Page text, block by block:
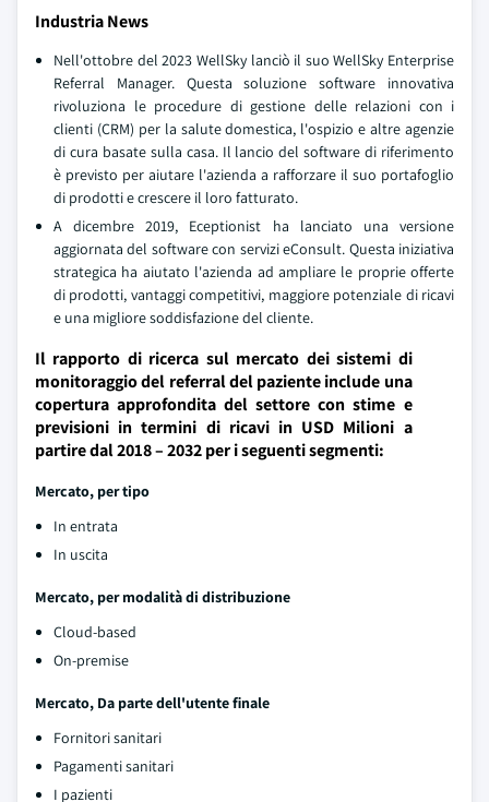
Industria News
Nell'ottobre del 2023 WellSky lanciò il suo WellSky Enterprise
Referral Manager. Questa soluzione software innovativa
rivoluziona le procedure di gestione delle relazioni con i
clienti (CRM) per la salute domestica, l'ospizio e altre agenzie
di cura basate sulla casa. Il lancio del software di riferimento
è previsto per aiutare l'azienda a rafforzare il suo portafoglio
di prodotti e crescere il loro fatturato.
A dicembre 2019, Eceptionist ha lanciato una versione
aggiornata del software con servizi eConsult. Questa iniziativa
strategica ha aiutato l'azienda ad ampliare le proprie offerte
di prodotti, vantaggi competitivi, maggiore potenziale di ricavi
e una migliore soddisfazione del cliente.
Il rapporto di ricerca sul mercato dei sistemi di
monitoraggio del referral del paziente include una
copertura approfondita del settore con stime e
previsioni in termini di ricavi in USD Milioni a
partire dal 2018 – 2032 per i seguenti segmenti:
Mercato, per tipo
In entrata
In uscita
Mercato, per modalità di distribuzione
Cloud-based
On-premise
Mercato, Da parte dell'utente finale
Fornitori sanitari
Pagamenti sanitari
I pazienti